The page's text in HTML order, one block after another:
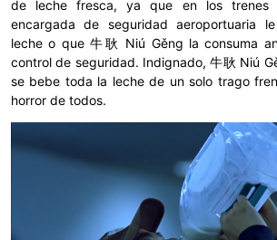
de leche fresca, ya que en los trenes
encargada de seguridad aeroportuaria
leche o que 牛耿 Niú Gěng la consuma
control de seguridad. Indignado, 牛耿 Niú
se bebe toda la leche de un solo trago
horror de todos.